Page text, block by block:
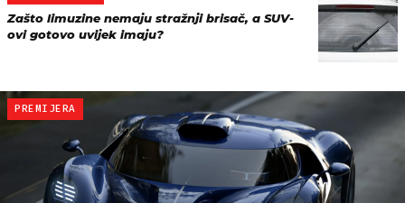
Zašto limuzine nemaju stražnji brisač, a SUV-
ovi gotovo uvijek imaju?
PREMIJERA